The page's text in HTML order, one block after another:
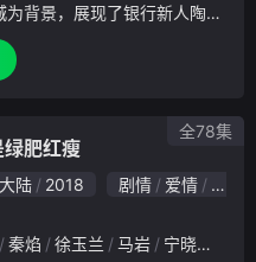
为背景，展现了银行新人陶无
、支行副行长赵辉（于和伟饰
苗彻（王骁饰）之间围绕利
肥红瘦
陆 2018 剧情 爱情
古装
秦焰 徐玉兰 马岩 宁晓志
全78集